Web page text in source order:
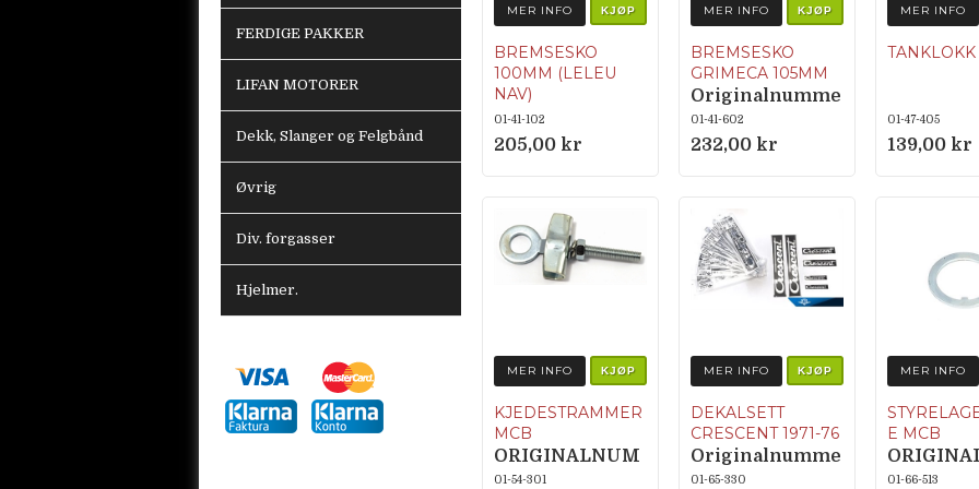
FERDIGE PAKKER
LIFAN MOTORER
Dekk, Slanger og Felgbånd
Øvrig
Div. forgasser
Hjelmer.
MER INFO KJØP
BREMSESKO
100MM (LELEU
NAV)
Originalnumme
r MCB: 23760-7
Zündapp: 447-
15.112
01-41-102
205,00 kr
MER INFO KJØP
BREMSESKO
GRIMECA 105MM
Originalnumme
r MCB: 23818-4 /
Zündapp: 446-
01-41-602
232,00 kr
MER INFO
01-47-405
139,00 kr
MER INFO KJØP
KJEDESTRAMMER
MCB
ORIGINALNUM
MER 23102
01-54-301
MER INFO KJØP
DEKALSETT
CRESCENT 1971-76
Originalnumme
r 27630-30,
01-65-330
MER INFO
E MCB
MER
01-66-513